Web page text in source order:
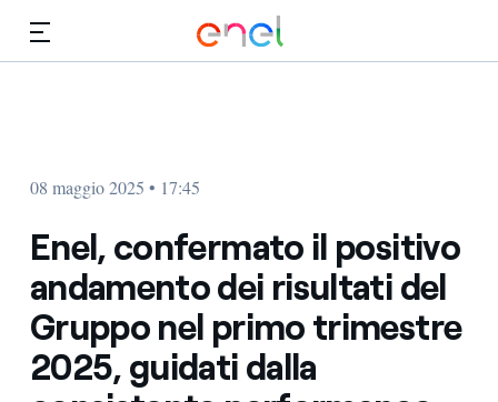
08 maggio 2025 • 17:45
Enel, confermato il positivo
andamento dei risultati del
Gruppo nel primo trimestre
2025, guidati dalla